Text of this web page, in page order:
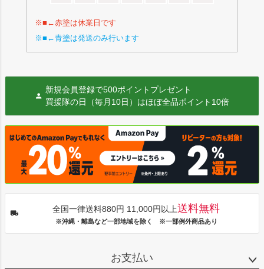
※■←赤塗は休業日です
※■←青塗は発送のみ行います
新規会員登録で500ポイントプレゼント
買援隊の日（毎月10日）はほぼ全品ポイント10倍
全国一律送料880円 11,000円以上送料無料
※沖縄・離島など一部地域を除く ※一部例外商品あり
お支払い